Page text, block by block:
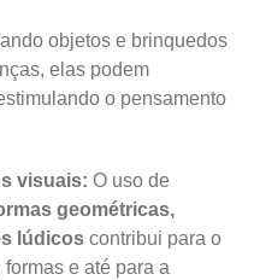
objetos e brinquedos
elas podem
o pensamento
visuais: O uso de
geométricas,
lúdicos contribui para o
e até para a